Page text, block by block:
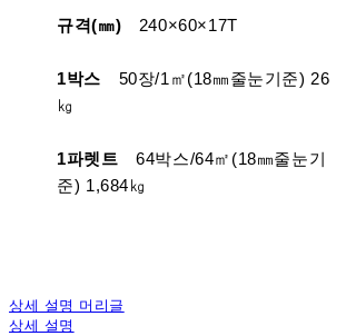
규격(㎜) 240×60×17T
1박스
50장/1㎡(18㎜줄눈기준) 26
㎏
1파렛트
64박스/64㎡(18㎜줄눈기
준) 1,684㎏
상세 설명 머리글
상세 설명